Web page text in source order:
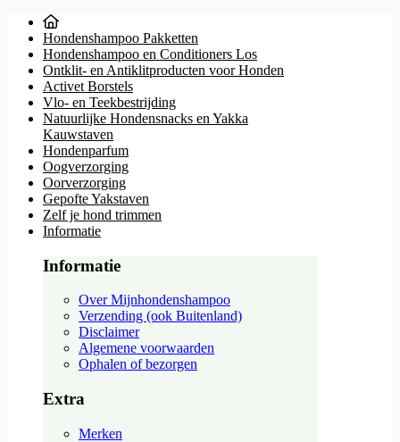
Hondenshampoo Pakketten
Hondenshampoo en Conditioners Los
Ontklit- en Antiklitproducten voor Honden
Activet Borstels
Vlo- en Teekbestrijding
Natuurlijke Hondensnacks en Yakka
Kauwstaven
Hondenparfum
Oogverzorging
Oorverzorging
Gepofte Yakstaven
Zelf je hond trimmen
Informatie
Informatie
Over Mijnhondenshampoo
Verzending (ook Buitenland)
Disclaimer
Algemene voorwaarden
Ophalen of bezorgen
Extra
Merken